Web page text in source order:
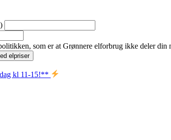
som er at Grønnere elforbrug ikke deler din
kl 11-15!**